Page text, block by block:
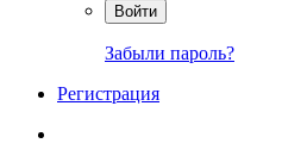
Войти
Забыли пароль?
Регистрация